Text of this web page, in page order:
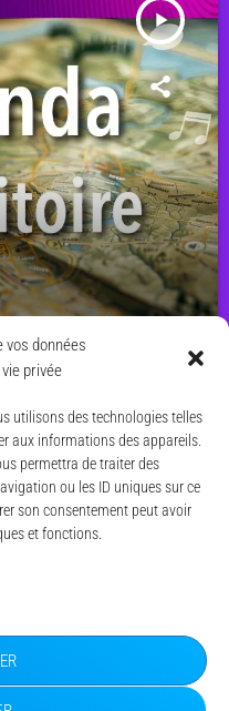
vos données
privée
utilisons des technologies telles
aux informations des appareils.
permettra de traiter des
ou les ID uniques sur ce
son consentement peut avoir
et fonctions.
play_arrow
8 au 14 juin